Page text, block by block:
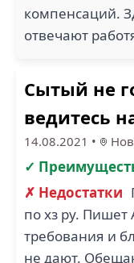
компенсаций.
отвечают
Сытый не
ведитесь
14.08.2021 •
✓
✗ Недостатки
по хз ру.
требования и
не дают.